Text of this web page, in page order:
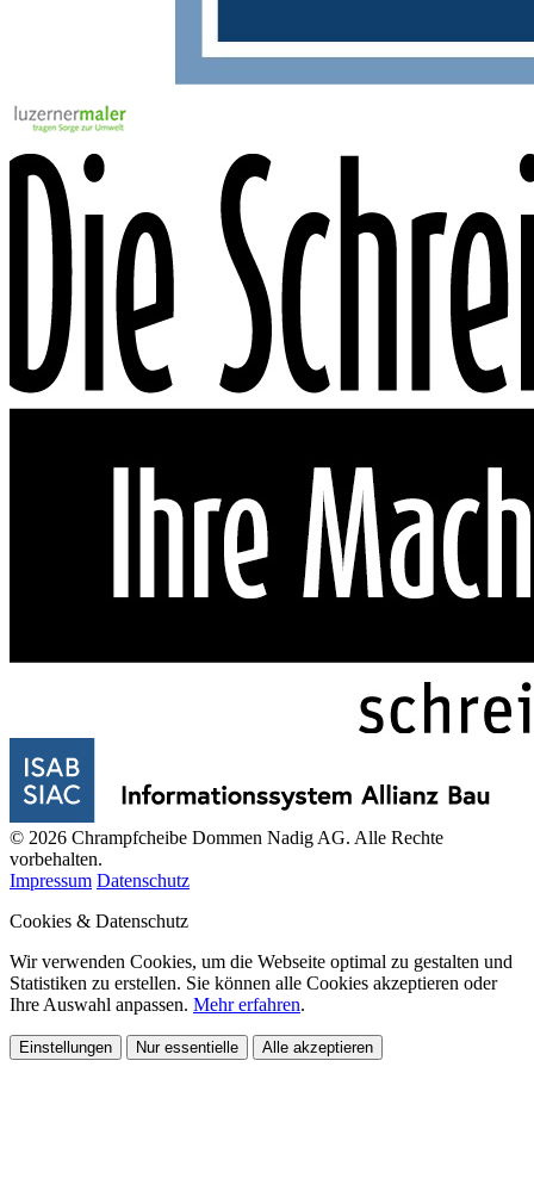
© 2026 Chrampfcheibe Dommen Nadig AG. Alle Rechte
vorbehalten.
Impressum Datenschutz
Cookies & Datenschutz
Wir verwenden Cookies, um die Webseite optimal zu gestalten und
Statistiken zu erstellen. Sie können alle Cookies akzeptieren oder
Ihre Auswahl anpassen. Mehr erfahren.
Einstellungen Nur essentielle Alle akzeptieren